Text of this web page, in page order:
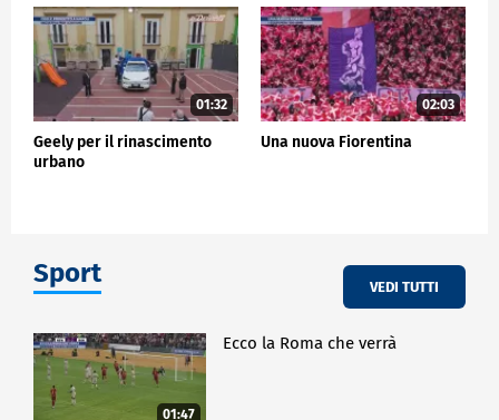
01:32
Geely per il rinascimento
urbano
02:03
Una nuova Fiorentina
Sport VEDI TUTTI
01:47
Ecco la Roma che verrà